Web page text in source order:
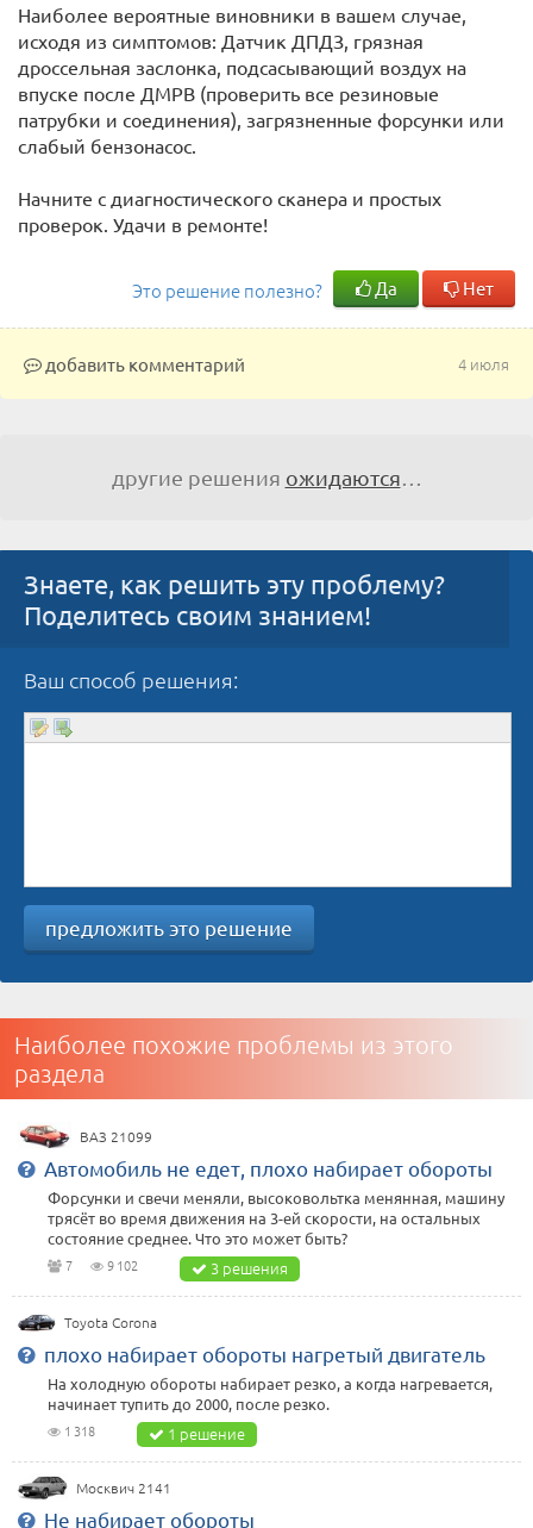
Наиболее вероятные виновники в вашем случае,
исходя из симптомов: Датчик ДПДЗ, грязная
дроссельная заслонка, подсасывающий воздух на
впуске после ДМРВ (проверить все резиновые
патрубки и соединения), загрязненные форсунки или
слабый бензонасос.
Начните с диагностического сканера и простых
проверок. Удачи в ремонте!
Это решение полезно? Да Нет
4 июля
добавить комментарий
другие решения ожидаются
Знаете, как решить эту проблему?
Поделитесь своим знанием!
Ваш способ решения:
предложить это решение
Наиболее похожие проблемы из этого
раздела
ВАЗ 21099
Автомобиль не едет, плохо набирает обороты
Форсунки и свечи меняли, высоковольтка менянная, машину
трясёт во время движения на 3-ей скорости, на остальных
состояние среднее. Что это может быть?
7 9 102 3 решения
Toyota Corona
плохо набирает обороты нагретый двигатель
На холодную обороты набирает резко, а когда нагревается,
начинает тупить до 2000, после резко.
1 318 1 решение
Москвич 2141
Не набирает обороты